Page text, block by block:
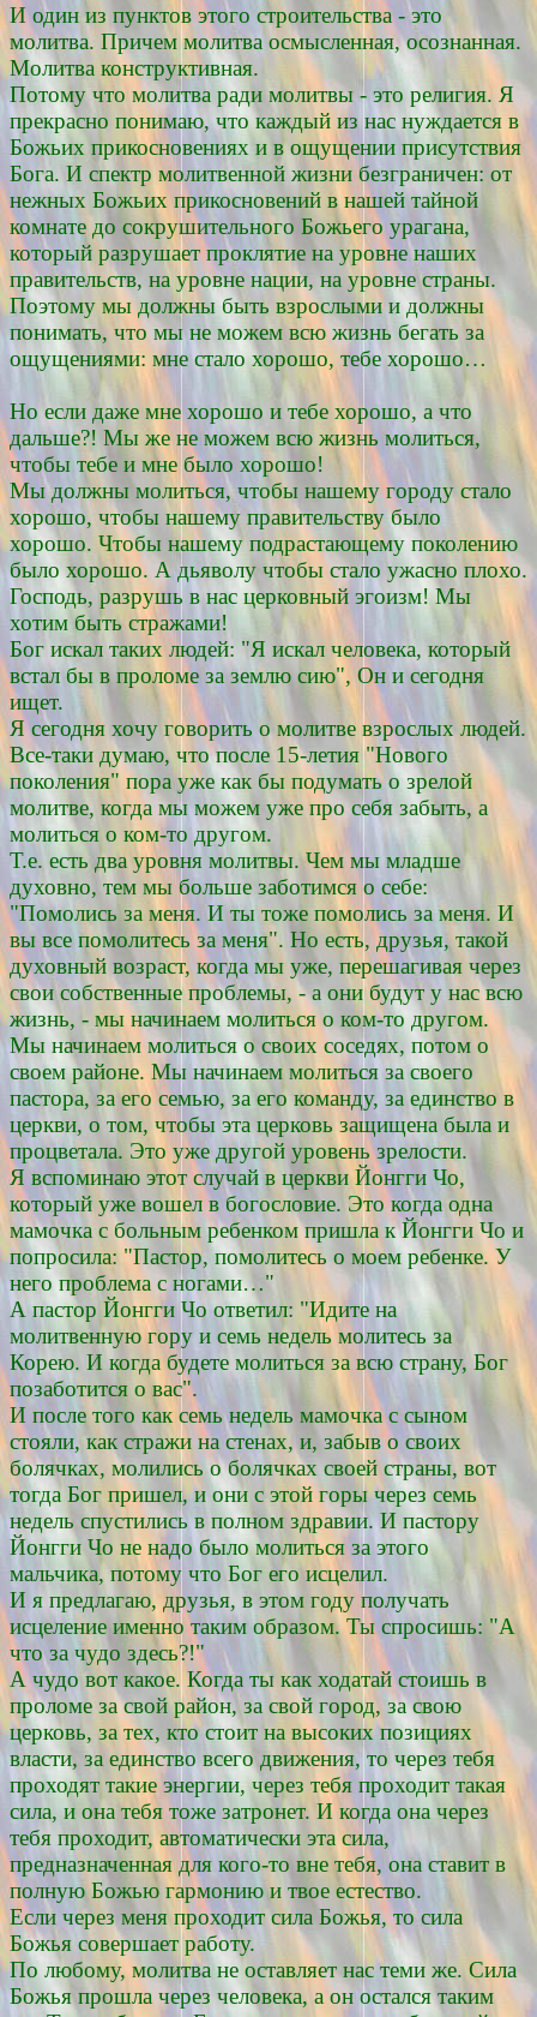
И один из пунктов этого строительства - это
молитва. Причем молитва осмысленная, осознанная.
Молитва конструктивная.
Потому что молитва ради молитвы - это религия. Я
прекрасно понимаю, что каждый из нас нуждается в
Божьих прикосновениях и в ощущении присутствия
Бога. И спектр молитвенной жизни безграничен: от
нежных Божьих прикосновений в нашей тайной
комнате до сокрушительного Божьего урагана,
который разрушает проклятие на уровне наших
правительств, на уровне нации, на уровне страны.
Поэтому мы должны быть взрослыми и должны
понимать, что мы не можем всю жизнь бегать за
ощущениями: мне стало хорошо, тебе хорошо…
Но если даже мне хорошо и тебе хорошо, а что
дальше?! Мы же не можем всю жизнь молиться,
чтобы тебе и мне было хорошо!
Мы должны молиться, чтобы нашему городу стало
хорошо, чтобы нашему правительству было
хорошо. Чтобы нашему подрастающему поколению
было хорошо. А дьяволу чтобы стало ужасно плохо.
Господь, разрушь в нас церковный эгоизм! Мы
хотим быть стражами!
Бог искал таких людей: "Я искал человека, который
встал бы в проломе за землю сию", Он и сегодня
ищет.
Я сегодня хочу говорить о молитве взрослых людей.
Все-таки думаю, что после 15-летия "Нового
поколения" пора уже как бы подумать о зрелой
молитве, когда мы можем уже про себя забыть, а
молиться о ком-то другом.
Т.е. есть два уровня молитвы. Чем мы младше
духовно, тем мы больше заботимся о себе:
"Помолись за меня. И ты тоже помолись за меня. И
вы все помолитесь за меня". Но есть, друзья, такой
духовный возраст, когда мы уже, перешагивая через
свои собственные проблемы, - а они будут у нас всю
жизнь, - мы начинаем молиться о ком-то другом.
Мы начинаем молиться о своих соседях, потом о
своем районе. Мы начинаем молиться за своего
пастора, за его семью, за его команду, за единство в
церкви, о том, чтобы эта церковь защищена была и
процветала. Это уже другой уровень зрелости.
Я вспоминаю этот случай в церкви Йонгги Чо,
который уже вошел в богословие. Это когда одна
мамочка с больным ребенком пришла к Йонгги Чо и
попросила: "Пастор, помолитесь о моем ребенке. У
него проблема с ногами…"
А пастор Йонгги Чо ответил: "Идите на
молитвенную гору и семь недель молитесь за
Корею. И когда будете молиться за всю страну, Бог
позаботится о вас".
И после того как семь недель мамочка с сыном
стояли, как стражи на стенах, и, забыв о своих
болячках, молились о болячках своей страны, вот
тогда Бог пришел, и они с этой горы через семь
недель спустились в полном здравии. И пастору
Йонгги Чо не надо было молиться за этого
мальчика, потому что Бог его исцелил.
И я предлагаю, друзья, в этом году получать
исцеление именно таким образом. Ты спросишь: "А
что за чудо здесь?!"
А чудо вот какое. Когда ты как ходатай стоишь в
проломе за свой район, за свой город, за свою
церковь, за тех, кто стоит на высоких позициях
власти, за единство всего движения, то через тебя
проходят такие энергии, через тебя проходит такая
сила, и она тебя тоже затронет. И когда она через
тебя проходит, автоматически эта сила,
предназначенная для кого-то вне тебя, она ставит в
полную Божью гармонию и твое естество.
Если через меня проходит сила Божья, то сила
Божья совершает работу.
По любому, молитва не оставляет нас теми же. Сила
Божья прошла через человека, а он остался таким